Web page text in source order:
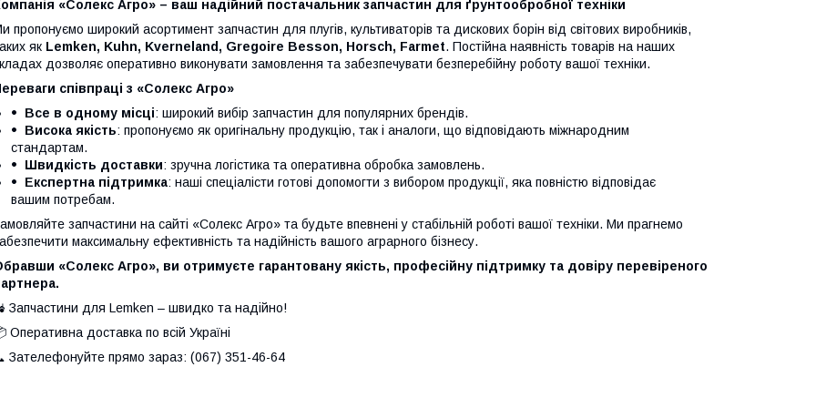
«Солекс Агро» – ваш надійний постачальник запчастин для ґрунтообробної техніки
пропонуємо широкий асортимент запчастин для плугів, культиваторів та дискових борін від світових виробників,
як Lemken, Kuhn, Kverneland, Gregoire Besson, Horsch, Farmet. Постійна наявність товарів на наших
дозволяє оперативно виконувати замовлення та забезпечувати безперебійну роботу вашої техніки.
співпраці з «Солекс Агро»
Все в одному місці: широкий вибір запчастин для популярних брендів.
Висока якість: пропонуємо як оригінальну продукцію, так і аналоги, що відповідають міжнародним
стандартам.
Швидкість доставки: зручна логістика та оперативна обробка замовлень.
Експертна підтримка: наші спеціалісти готові допомогти з вибором продукції, яка повністю відповідає
вашим потребам.
запчастини на сайті «Солекс Агро» та будьте впевнені у стабільній роботі вашої техніки. Ми прагнемо
максимальну ефективність та надійність вашого аграрного бізнесу.
«Солекс Агро», ви отримуєте гарантовану якість, професійну підтримку та довіру перевіреного
Запчастини для Lemken – швидко та надійно!
Оперативна доставка по всій Україні
Зателефонуйте прямо зараз: (067) 351-46-64